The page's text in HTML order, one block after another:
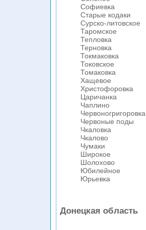
Софиевка
Старые кодаки
Сурско-литовское
Таромское
Тепловка
Терновка
Токмаковка
Токовское
Томаковка
Хащевое
Христофоровка
Царичанка
Чаплино
Червоногригоровка
Червоные поды
Чкаловка
Чкалово
Чумаки
Широкое
Шолохово
Юбилейное
Юрьевка
Донецкая область